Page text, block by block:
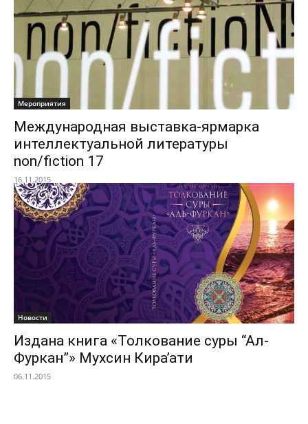
Мероприятия
Международная выставка-ярмарка
интеллектуальной литературы
non/fiction 17
16.11.2015
Новости
Издана книга «Толкование суры “Ал-
Фуркан”» Мухсин Кираʼати
06.11.2015